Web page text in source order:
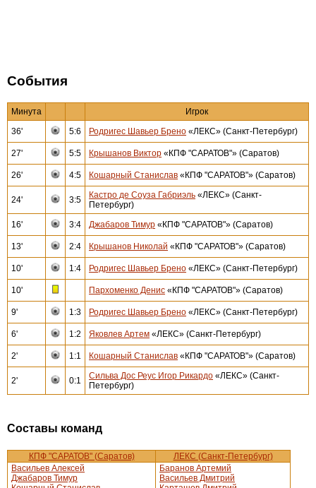
События
Минута
Игрок
36'
5:6 Родригес Шавьер Брено «ЛЕКС» (Санкт-Петербург)
27' 5:5 Крышанов Виктор «КПФ "САРАТОВ"» (Саратов)
26' 4:5 Кошарный Станислав «КПФ "САРАТОВ"» (Саратов)
24' 3:5 Кастро де Соуза Габриэль «ЛЕКС» (Санкт-
Петербург)
16'
3:4 Джабаров Тимур «КПФ "САРАТОВ"» (Саратов)
13' 2:4 Крышанов Николай «КПФ "САРАТОВ"» (Саратов)
10' 1:4 Родригес Шавьер Брено «ЛЕКС» (Санкт-Петербург)
10' Пархоменко Денис «КПФ "САРАТОВ"» (Саратов)
9' 1:3 Родригес Шавьер Брено «ЛЕКС» (Санкт-Петербург)
6' 1:2 Яковлев Артем «ЛЕКС» (Санкт-Петербург)
2' 1:1 Кошарный Станислав «КПФ "САРАТОВ"» (Саратов)
2' 0:1 Сильва Дос Реус Игор Рикардо «ЛЕКС» (Санкт-
Петербург)
Составы команд
КПФ "САРАТОВ" (Саратов)
ЛЕКС (Санкт-Петербург)
Васильев Алексей
Джабаров Тимур
Баранов Артемий
Васильев Дмитрий